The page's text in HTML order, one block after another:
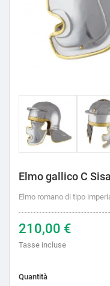
Elmo gallico C
Elmo romano di tipo
210,00 €
Tasse incluse
Quantità